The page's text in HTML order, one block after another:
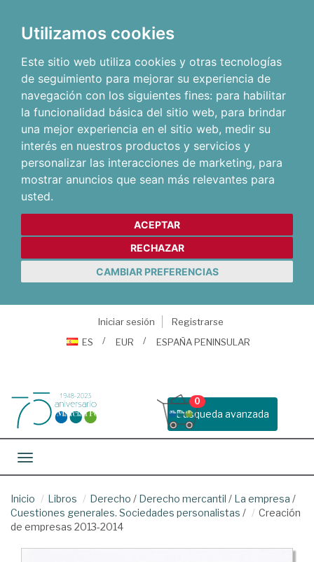
Utilizamos cookies
Este sitio web utiliza cookies y otras tecnologías
de seguimiento para mejorar su experiencia de
navegación con los siguientes fines: para habilitar
la funcionalidad básica del sitio web, para brindar
una mejor experiencia en el sitio web, medir su
interés en nuestros productos y servicios y
personalizar las interacciones de marketing, para
mostrar anuncios que sean más relevantes para
usted.
ACEPTAR
RECHAZAR
CAMBIAR PREFERENCIAS
Iniciar sesión
Registrarse
ES
EUR ESPAÑA PENINSULAR
Busqueda avanzada
0
Toggle navigation
Inicio Libros Derecho / Derecho mercantil / La empresa /
Cuestiones generales. Sociedades personalistas /
Creación
de empresas 2013-2014